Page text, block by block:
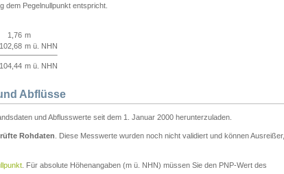
dem Pegelnullpunkt entspricht.
1,76 m
102,68 m ü. NHN
104,44 m ü. NHN
Abflüsse
und Abflusswerte seit dem 1. Januar 2000 herunterzuladen.
Rohdaten . Diese Messwerte wurden noch nicht validiert und können Ausreißer,
. Für absolute Höhenangaben (m ü. NHN) müssen Sie den PNP-Wert des